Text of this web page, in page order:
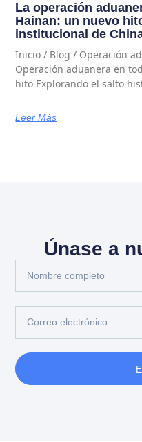
La operación
Hainan: un nuevo
institucional de
Inicio / Blog / Operación
Operación aduanera en
hito Explorando el salto
Leer Más
Únase a